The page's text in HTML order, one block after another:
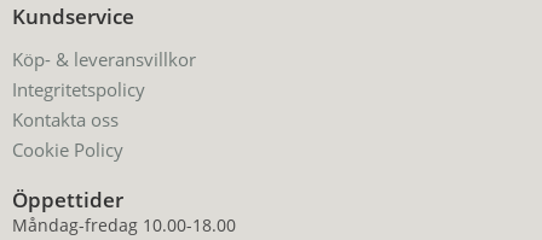
Kundservice
Köp- & leveransvillkor
Integritetspolicy
Kontakta oss
Cookie Policy
Öppettider
Måndag-fredag 10.00-18.00